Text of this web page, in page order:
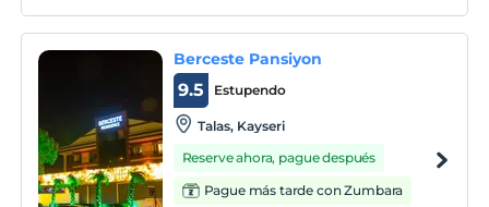
Berceste Pansiyon
Estupendo
9.5
Talas, Kayseri
Reserve ahora, pague después
Pague más tarde con Zumbara